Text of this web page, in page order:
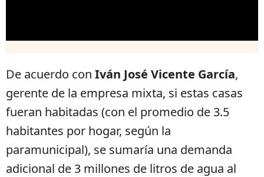
De acuerdo con Iván José Vicente García,
gerente de la empresa mixta, si estas casas
fueran habitadas (con el promedio de 3.5
habitantes por hogar, según la
paramunicipal), se sumaría una demanda
adicional de 3 millones de litros de agua al